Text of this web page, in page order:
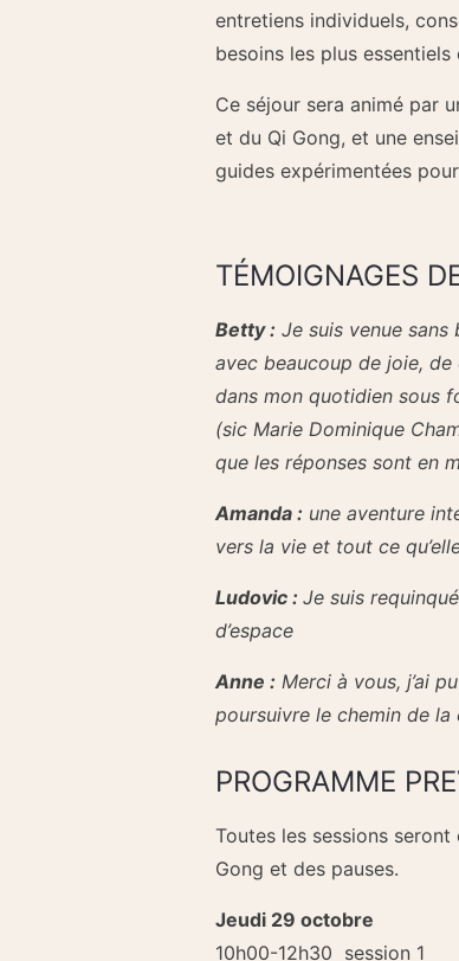
entretiens individuels,
besoins les plus
Ce séjour sera animé par
et du Qi Gong, et une
guides expérimentées
TÉMOIGNAGES
Betty : Je suis venue
avec beaucoup de joie, de
dans mon quotidien sous
(sic Marie Dominique
que les réponses sont en
Amanda : une aventure
vers la vie et tout ce
Ludovic : Je suis
d’espace
Anne : Merci à vous, j’ai
poursuivre le chemin de
PROGRAMME
Toutes les sessions
Gong et des pauses.
Jeudi 29 octobre
10h00-12h30 session 1